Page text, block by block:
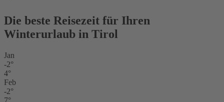
Die beste Reisezeit für Ihren
Winterurlaub in Tirol
Jan
-2°
4°
Feb
-2°
7°